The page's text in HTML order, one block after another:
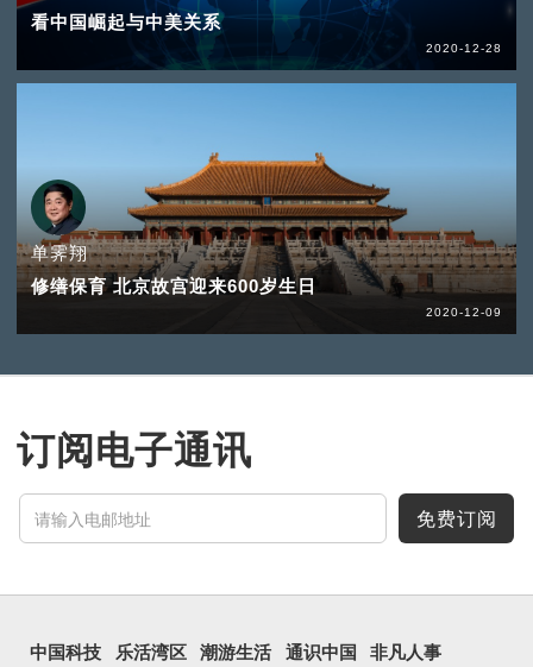
看中国崛起与中美关系
2020-12-28
单霁翔
修缮保育 北京故宫迎来600岁生日
2020-12-09
订阅电子通讯
免费订阅
中国科技 乐活湾区 潮游生活 通识中国 非凡人事